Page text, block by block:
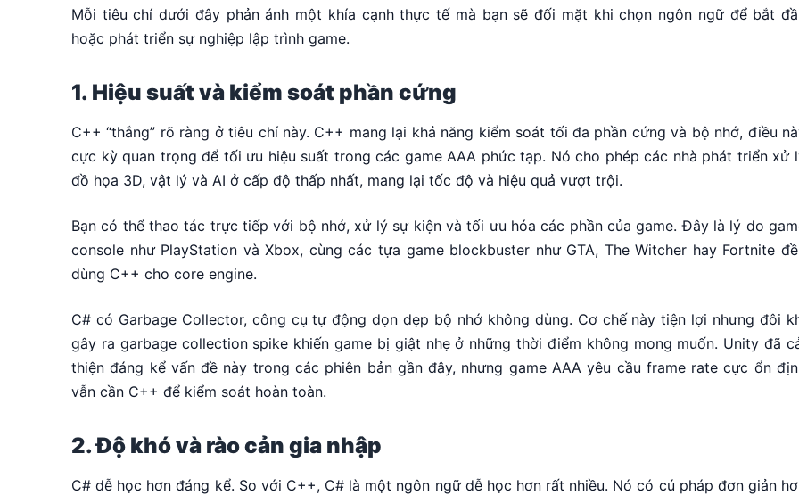
Mỗi tiêu chí dưới đây phản ánh một khía cạnh thực tế mà bạn sẽ đối mặt khi chọn ngôn ngữ để bắt
hoặc phát triển sự nghiệp lập trình game.
1. Hiệu suất và kiểm soát phần cứng
C++ “thắng” rõ ràng ở tiêu chí này. C++ mang lại khả năng kiểm soát tối đa phần cứng và bộ nhớ, điều
cực kỳ quan trọng để tối ưu hiệu suất trong các game AAA phức tạp. Nó cho phép các nhà phát triển xử
đồ họa 3D, vật lý và AI ở cấp độ thấp nhất, mang lại tốc độ và hiệu quả vượt trội.
Bạn có thể thao tác trực tiếp với bộ nhớ, xử lý sự kiện và tối ưu hóa các phần của game. Đây là lý do
console như PlayStation và Xbox, cùng các tựa game blockbuster như GTA, The Witcher hay Fortnite
dùng C++ cho core engine.
C# có Garbage Collector, công cụ tự động dọn dẹp bộ nhớ không dùng. Cơ chế này tiện lợi nhưng đôi
gây ra garbage collection spike khiến game bị giật nhẹ ở những thời điểm không mong muốn. Unity đã
thiện đáng kể vấn đề này trong các phiên bản gần đây, nhưng game AAA yêu cầu frame rate cực ổn
vẫn cần C++ để kiểm soát hoàn toàn.
2. Độ khó và rào cản gia nhập
C# dễ học hơn đáng kể. So với C++, C# là một ngôn ngữ dễ học hơn rất nhiều. Nó có cú pháp đơn giản